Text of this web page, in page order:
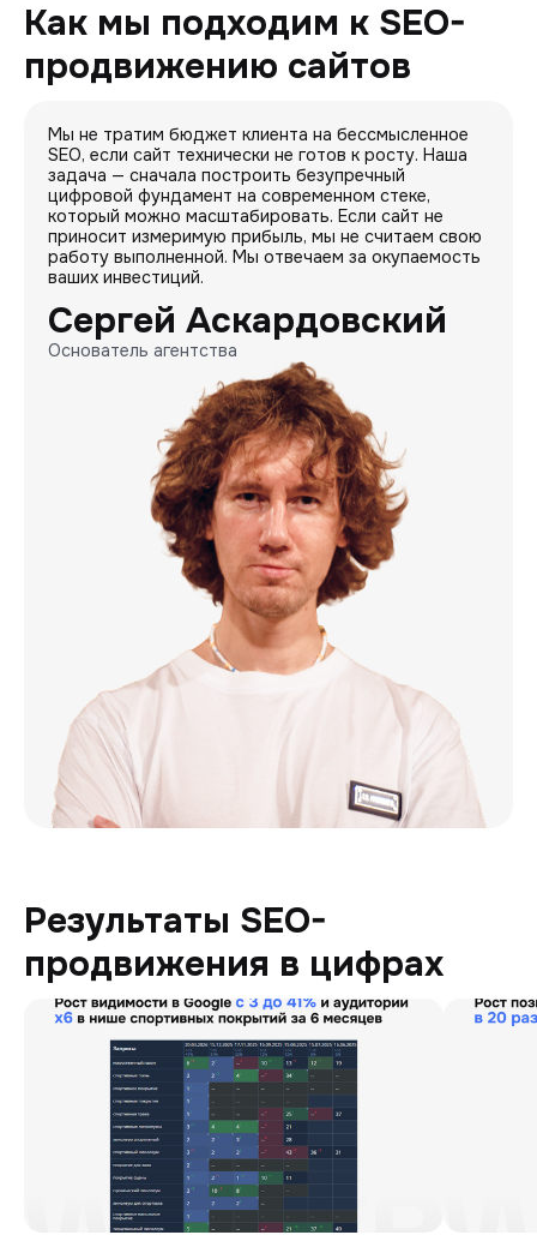
Как мы подходим к SEO-
продвижению сайтов
Мы не тратим бюджет клиента на бессмысленное
SEO, если сайт технически не готов к росту. Наша
задача — сначала построить безупречный
цифровой фундамент на современном стеке,
который можно масштабировать. Если сайт не
приносит измеримую прибыль, мы не считаем свою
работу выполненной. Мы отвечаем за окупаемость
ваших инвестиций.
Сергей Аскардовский
Основатель агентства
Результаты SEO-
продвижения в цифрах